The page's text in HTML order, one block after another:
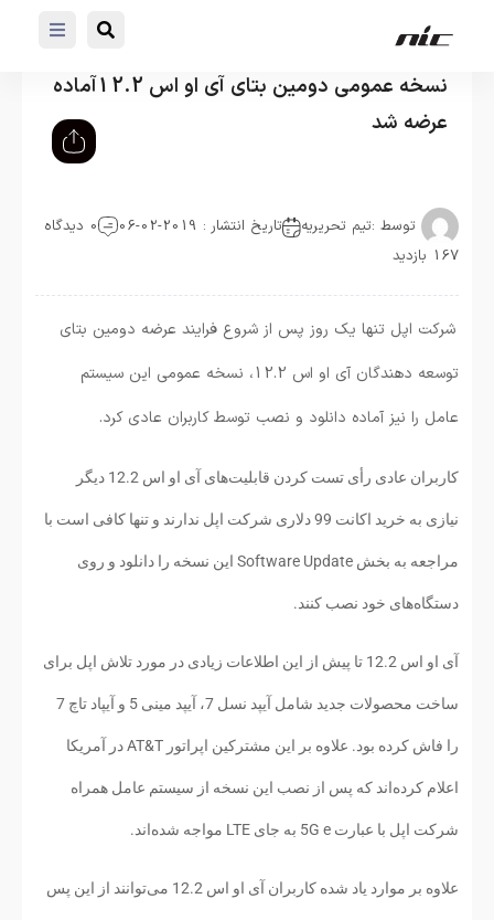
نسخه عمومی دومین بتای آی او اس 12.2آماده
عرضه شد
توسط :تیم تحریریه تاریخ انتشار : 2019-02-06
0 دیدگاه
167 بازدید
شرکت اپل تنها یک روز پس از شروع فرایند عرضه دومین بتای
توسعه دهندگان آی او اس 12.2، نسخه عمومی این سیستم
عامل را نیز آماده دانلود و نصب توسط کاربران عادی کرد.
کاربران عادی رأی تست کردن قابلیت‌های آی او اس 12.2 دیگر
نیازی به خرید اکانت 99 دلاری شرکت اپل ندارند و تنها کافی است با
مراجعه به بخش Software Update این نسخه را دانلود و روی
دستگاه‌های خود نصب کنند.
آی او اس 12.2 تا پیش از این اطلاعات زیادی در مورد تلاش اپل برای
ساخت محصولات جدید شامل آیپد نسل 7، آیپد مینی 5 و آیپاد تاچ 7
را فاش کرده بود. علاوه بر این مشترکین اپراتور AT&T در آمریکا
اعلام کرده‌اند که پس از نصب این نسخه از سیستم عامل همراه
شرکت اپل با عبارت 5G e به جای LTE مواجه شده‌اند.
علاوه بر موارد یاد شده کاربران آی او اس 12.2 می‌توانند از این پس